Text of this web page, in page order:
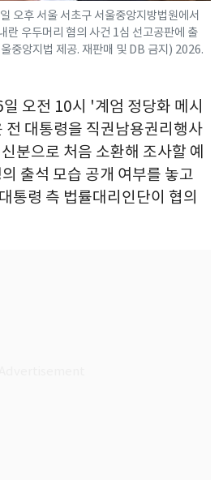
오후 서울 서초구 서울중앙지방법원에서
란 우두머리 혐의 사건 1심 선고공판에 출
중앙지법 제공. 재판매 및 DB 금지) 2026.
오전 10시 '계엄 정당화 메시
전 대통령을 직권남용권리행사
분으로 처음 소환해 조사할 예
출석 모습 공개 여부를 놓고
통령 측 법률대리인단이 협의